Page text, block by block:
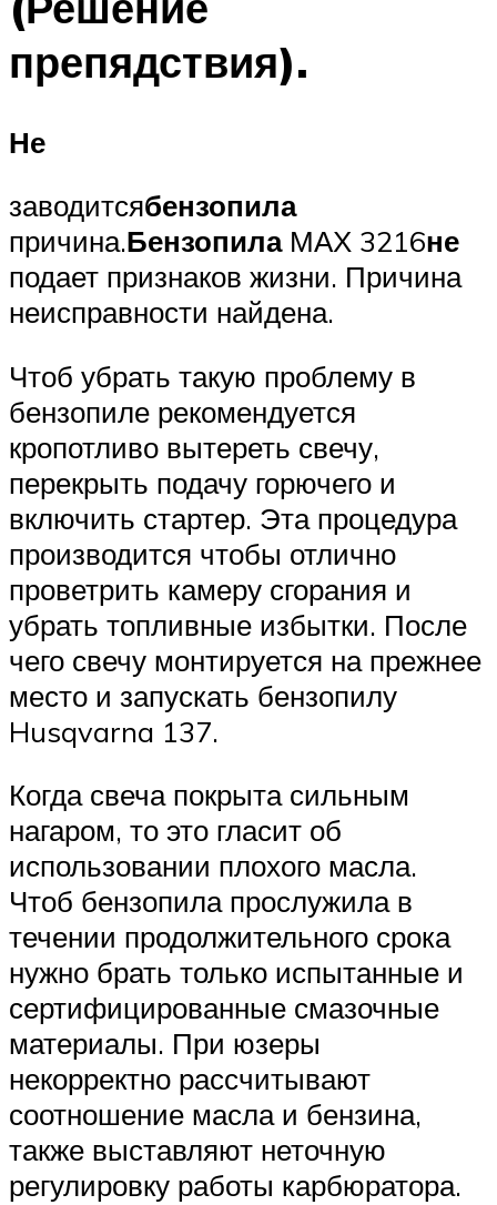
препядствия).
Не
заводитсябензопила
причина.БензопилаМАХ 3216не
подает признаков жизни. Причина
неисправности найдена.
Чтоб убрать такую проблему в
бензопиле рекомендуется
кропотливо вытереть свечу,
перекрыть подачу горючего и
включить стартер. Эта процедура
производится чтобы отлично
проветрить камеру сгорания и
убрать топливные избытки. После
чего свечу монтируется на прежнее
место и запускать бензопилу
Husqvarna 137.
Когда свеча покрыта сильным
нагаром, то это гласит об
использовании плохого масла.
Чтоб бензопила прослужила в
течении продолжительного срока
нужно брать только испытанные и
сертифицированные смазочные
материалы. При юзеры
некорректно рассчитывают
соотношение масла и бензина,
также выставляют неточную
регулировку работы карбюратора.